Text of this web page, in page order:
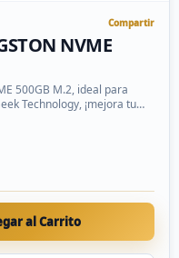
Compartir
NVME
500GB M.2, ideal para
Technology, ¡mejora tu
al Carrito